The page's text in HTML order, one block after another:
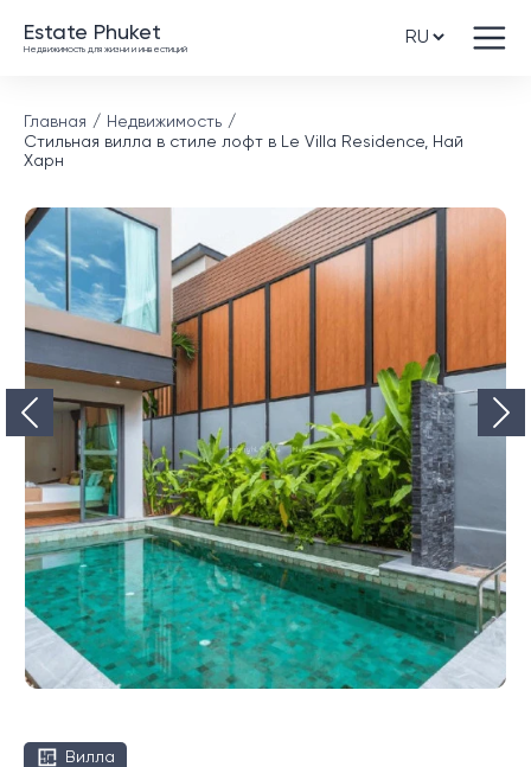
Estate Phuket
Недвижимость для жизни и инвестиций
Главная
Недвижимость
Стильная вилла в стиле лофт в Le Villa Residence, Най
Харн
Вилла